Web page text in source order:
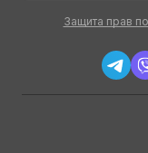
Защита прав